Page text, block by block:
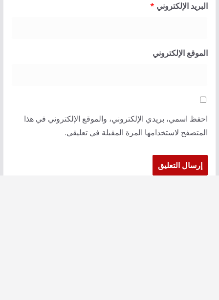
البريد الإلكتروني *
الموقع الإلكتروني
احفظ اسمي، بريدي الإلكتروني، والموقع الإلكتروني في هذا
المتصفح لاستخدامها المرة المقبلة في تعليقي.